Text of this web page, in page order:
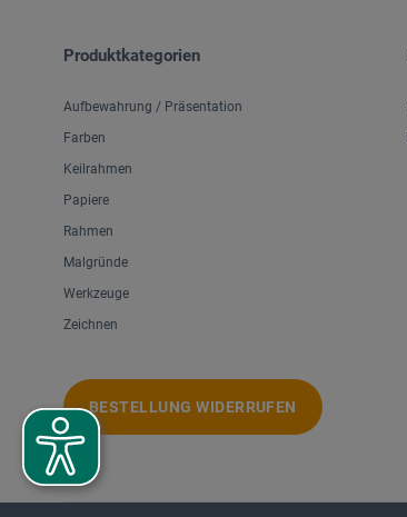
Produktkategorien
Aufbewahrung / Präsentation
Farben
Keilrahmen
Papiere
Rahmen
Malgründe
Werkzeuge
Zeichnen
BESTELLUNG WIDERRUFEN